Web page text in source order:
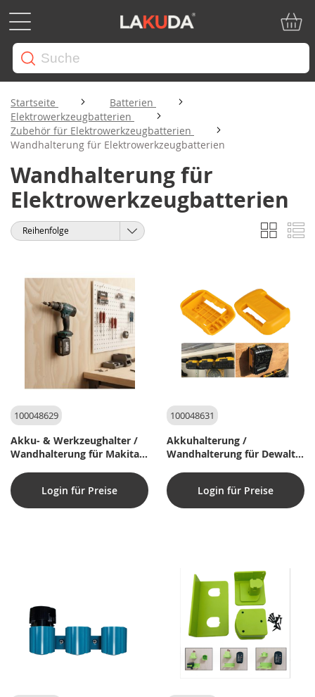
Startseite
Batterien
Elektrowerkzeugbatterien
Zubehör für Elektrowerkzeugbatterien
Wandhalterung für Elektrowerkzeugbatterien
Wandhalterung für
Elektrowerkzeugbatterien
Anzeigen
als
Liste
Sortieren
100048629
Akku- & Werkzeughalter /
Wandhalterung für Makita
Login für Preise
100048631
Akkuhalterung /
Wandhalterung für Dewalt
Login für Preise